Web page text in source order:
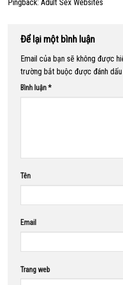
Pingback: Adult Sex Websites
Để lại một bình luận
Email của bạn sẽ không được
trường bắt buộc được đánh dấu
Bình luận*
Tên
Email
Trang web